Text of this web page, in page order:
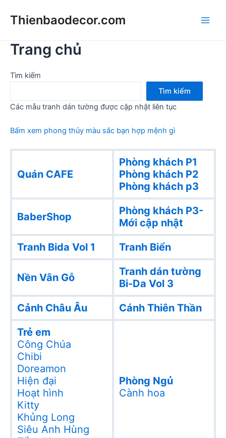
Thienbaodecor.com
Trang chủ
Tìm kiếm
Tìm kiếm
Các mẫu tranh dán tường được cập nhật liên tục
Bấm xem phong thủy màu sắc bạn hợp mệnh gì
Quán CAFE
Phòng khách P1
Phòng khách P2
Phòng khách p3
BaberShop
Phòng khách P3-
Mới cập nhật
Tranh Bida Vol 1
Tranh Biển
Nền Vân Gỗ
Tranh dán tường
Bi-Da Vol 3
Cảnh Châu Âu
Cánh Thiên Thần
Trẻ em
Công Chúa
Chibi
Doreamon
Hiện đại
Hoạt hình
Kitty
Khủng Long
Siêu Anh Hùng
Phòng Ngủ
Cành hoa